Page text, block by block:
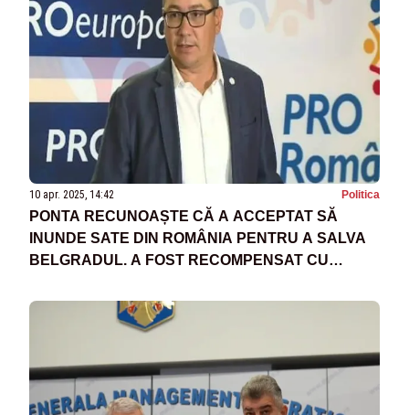
10 apr. 2025, 14:42 Politica
PONTA RECUNOAȘTE CĂ A ACCEPTAT SĂ
INUNDE SATE DIN ROMÂNIA PENTRU A SALVA
BELGRADUL. A FOST RECOMPENSAT CU